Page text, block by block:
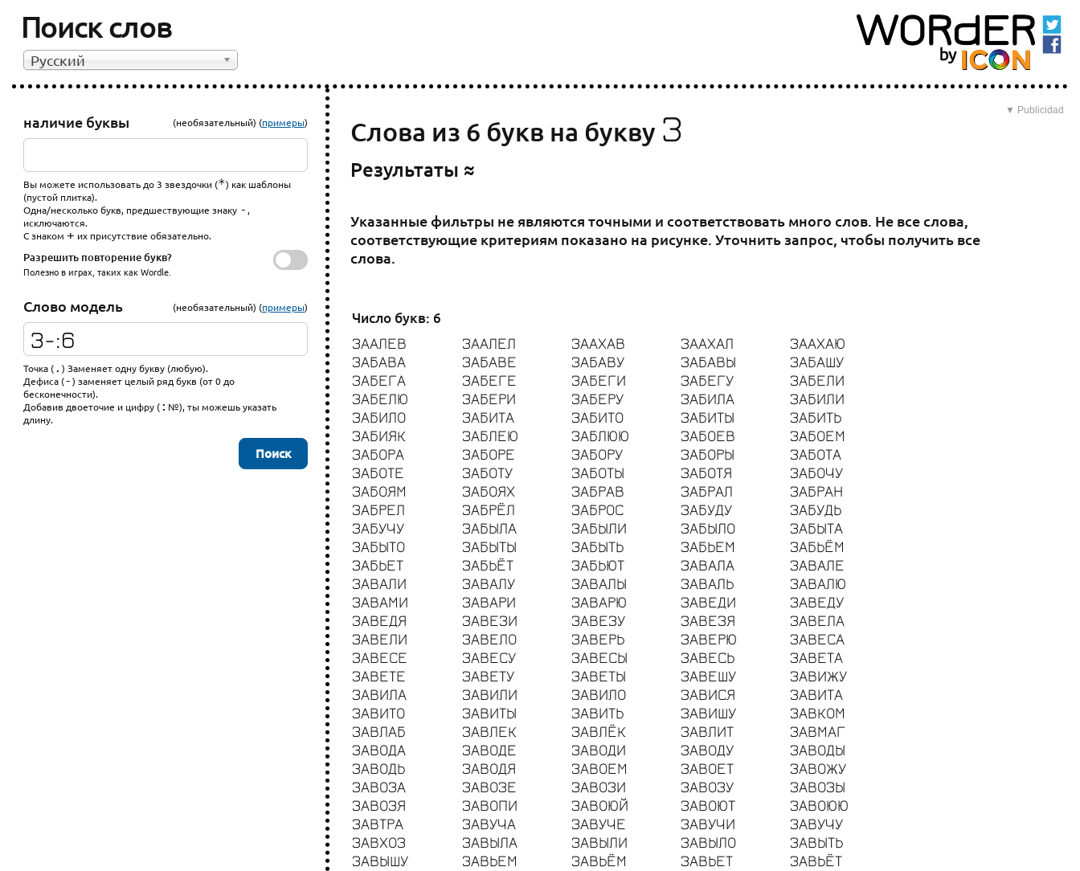
Поиск слов
Русский
наличие буквы (необязательный) (примеры)
Вы можете использовать до 3 звездочки (*) как шаблоны
(пустой плитка).
Одна/несколько букв, предшествующие знаку - ,
исключаются.
С знаком+ их присутствие обязательно.
Разрешить повторение букв?
Полезно в играх, таких как Wordle.
Слово модель (необязательный) (примеры)
Точка (.) Заменяет одну букву (любую).
Дефиса (-) заменяет целый ряд букв (от 0 до
бесконечности).
Добавив двоеточие и цифру (: №), ты можешь указать
длину.
▼ Publicidad
Cлова из 6 букв на букву З
Результаты ≈
Указанные фильтры не являются точными и соответствовать много слов. Не все слова,
соответствующие критериям показано на рисунке. Уточнить запрос, чтобы получить все
слова.
Число букв: 6
ЗААЛЕВ
ЗААЛЕЛ ЗААХАВ ЗААХАЛ
ЗААХАЮ
ЗАБАВА
ЗАБАВЕ ЗАБАВУ ЗАБАВЫ
ЗАБАШУ
ЗАБЕГА
ЗАБЕГЕ ЗАБЕГИ ЗАБЕГУ
ЗАБЕЛИ
ЗАБЕЛЮ
ЗАБЕРИ ЗАБЕРУ ЗАБИЛА
ЗАБИЛИ
ЗАБИЛО
ЗАБИТА ЗАБИТО ЗАБИТЫ
ЗАБИТЬ
ЗАБИЯК
ЗАБЛЕЮ ЗАБЛЮЮ ЗАБОЕВ
ЗАБОЕМ
ЗАБОРА
ЗАБОРЕ ЗАБОРУ ЗАБОРЫ
ЗАБОТА
ЗАБОТЕ
ЗАБОТУ ЗАБОТЫ ЗАБОТЯ
ЗАБОЧУ
ЗАБОЯМ
ЗАБОЯХ ЗАБРАВ ЗАБРАЛ
ЗАБРАН
ЗАБРЕЛ
ЗАБРЁЛ ЗАБРОС ЗАБУДУ
ЗАБУДЬ
ЗАБУЧУ
ЗАБЫЛА ЗАБЫЛИ ЗАБЫЛО
ЗАБЫТА
ЗАБЫТО
ЗАБЫТЫ ЗАБЫТЬ ЗАБЬЕМ
ЗАБЬЁМ
ЗАБЬЕТ
ЗАБЬЁТ ЗАБЬЮТ ЗАВАЛА
ЗАВАЛЕ
ЗАВАЛИ
ЗАВАЛУ ЗАВАЛЫ ЗАВАЛЬ
ЗАВАЛЮ
ЗАВАМИ
ЗАВАРИ ЗАВАРЮ ЗАВЕДИ
ЗАВЕДУ
ЗАВЕДЯ
ЗАВЕЗИ ЗАВЕЗУ ЗАВЕЗЯ
ЗАВЕЛА
ЗАВЕЛИ
ЗАВЕЛО ЗАВЕРЬ ЗАВЕРЮ
ЗАВЕСА
ЗАВЕСЕ
ЗАВЕСУ ЗАВЕСЫ ЗАВЕСЬ
ЗАВЕТА
ЗАВЕТЕ
ЗАВЕТУ ЗАВЕТЫ ЗАВЕШУ
ЗАВИЖУ
ЗАВИЛА
ЗАВИЛИ ЗАВИЛО ЗАВИСЯ
ЗАВИТА
ЗАВИТО
ЗАВИТЫ ЗАВИТЬ ЗАВИШУ
ЗАВКОМ
ЗАВЛАБ
ЗАВЛЕК ЗАВЛЁК ЗАВЛИТ
ЗАВМАГ
ЗАВОДА
ЗАВОДЕ ЗАВОДИ ЗАВОДУ
ЗАВОДЫ
ЗАВОДЬ
ЗАВОДЯ ЗАВОЕМ ЗАВОЕТ
ЗАВОЖУ
ЗАВОЗА
ЗАВОЗЕ ЗАВОЗИ ЗАВОЗУ
ЗАВОЗЫ
ЗАВОЗЯ
ЗАВОПИ ЗАВОЮЙ ЗАВОЮТ
ЗАВОЮЮ
ЗАВТРА
ЗАВУЧА ЗАВУЧЕ ЗАВУЧИ
ЗАВУЧУ
ЗАВХОЗ
ЗАВЫЛА ЗАВЫЛИ ЗАВЫЛО
ЗАВЫТЬ
ЗАВЫШУ
ЗАВЬЕМ ЗАВЬЁМ ЗАВЬЕТ
ЗАВЬЁТ